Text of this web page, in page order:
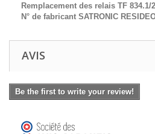
Remplacement des relais TF 834.1/
N° de fabricant SATRONIC
AVIS
Be the first to write your review!